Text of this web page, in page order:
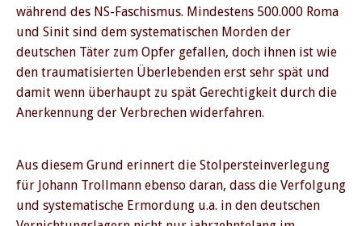
während des NS-Faschismus. Mindestens 500.000 Roma
und Sinit sind dem systematischen Morden der
deutschen Täter zum Opfer gefallen, doch ihnen ist wie
den traumatisierten Überlebenden erst sehr spät und
damit wenn überhaupt zu spät Gerechtigkeit durch die
Anerkennung der Verbrechen widerfahren.
Aus diesem Grund erinnert die Stolpersteinverlegung
für Johann Trollmann ebenso daran, dass die Verfolgung
und systematische Ermordung u.a. in den deutschen
PREVIOUS